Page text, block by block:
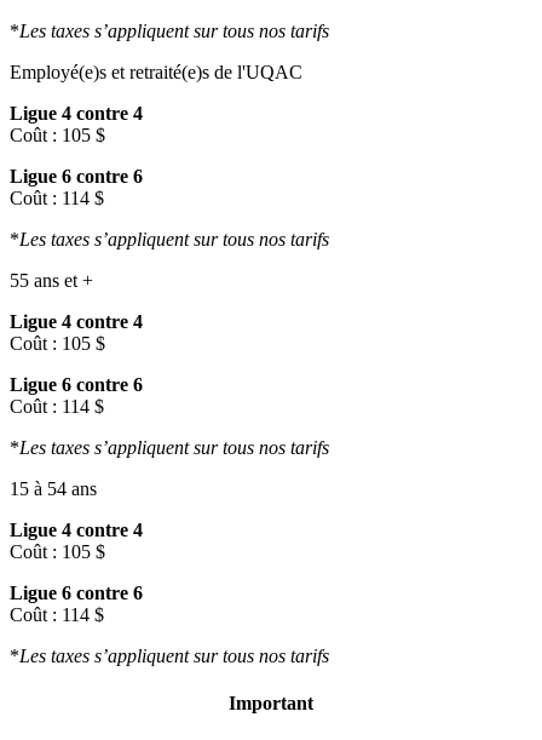
*Les taxes s’appliquent sur tous nos tarifs
Employé(e)s et retraité(e)s de l'UQAC
Ligue 4 contre 4
Coût : 105 $
Ligue 6 contre 6
Coût : 114 $
*Les taxes s’appliquent sur tous nos tarifs
55 ans et +
Ligue 4 contre 4
Coût : 105 $
Ligue 6 contre 6
Coût : 114 $
*Les taxes s’appliquent sur tous nos tarifs
15 à 54 ans
Ligue 4 contre 4
Coût : 105 $
Ligue 6 contre 6
Coût : 114 $
*Les taxes s’appliquent sur tous nos tarifs
Important